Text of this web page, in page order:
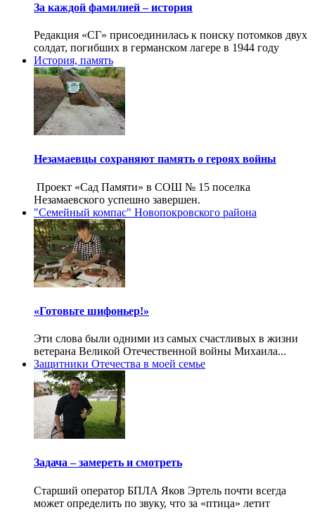
За каждой фамилией – история
Редакция «СГ» присоединилась к поиску потомков двух
солдат, погибших в германском лагере в 1944 году
История, память
Незамаевцы сохраняют память о героях войны
Проект «Сад Памяти» в СОШ № 15 поселка
Незамаевского успешно завершен.
"Семейный компас" Новопокровского района
«Готовьте шифоньер!»
Эти слова были одними из самых счастливых в жизни
ветерана Великой Отечественной войны Михаила...
Защитники Отечества в моей семье
Задача – замереть и смотреть
Старший оператор БПЛА Яков Эртель почти всегда
может определить по звуку, что за «птица» летит